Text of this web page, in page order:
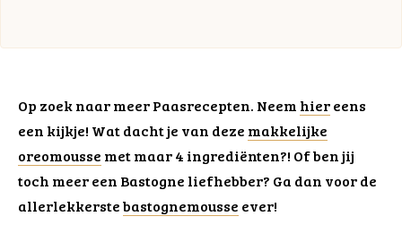
Op zoek naar meer Paasrecepten. Neem hiereens
een kijkje! Wat dacht je van deze makkelijke
oreomousse met maar 4 ingrediënten?! Of ben jij
toch meer een Bastogne liefhebber? Ga dan voor de
allerlekkerstebastognemousse ever!